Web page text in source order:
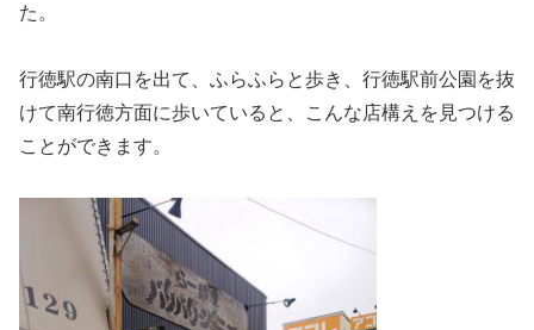
た。
行徳駅の南口を出て、ふらふらと歩き、行徳駅前公園を抜
けて南行徳方面に歩いていると、こんな店構えを見つける
ことができます。